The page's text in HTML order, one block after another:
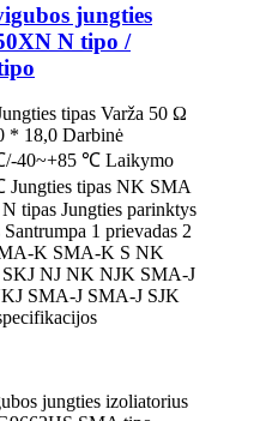
jungties
N tipo /
tipas Varža 50 Ω
* 18,0 Darbinė
40~+85 ℃ Laikymo
Jungties tipas NK SMA
tipas Jungties parinktys
1 prievadas 2
K SMA-K S NK
NJ NK NJK SMA-J
SMA-J SMA-J SJK